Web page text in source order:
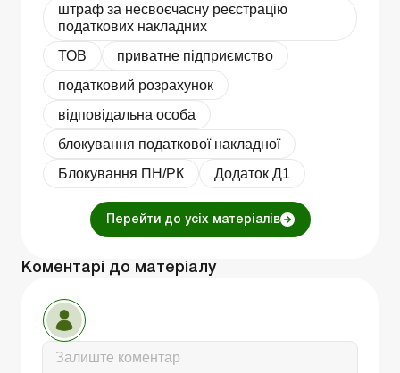
штраф за несвоєчасну реєстрацію
податкових накладних
ТОВ
приватне підприємство
податковий розрахунок
відповідальна особа
блокування податкової накладної
Блокування ПН/РК
Додаток Д1
Перейти до усіх матеріалів
Коментарі до матеріалу